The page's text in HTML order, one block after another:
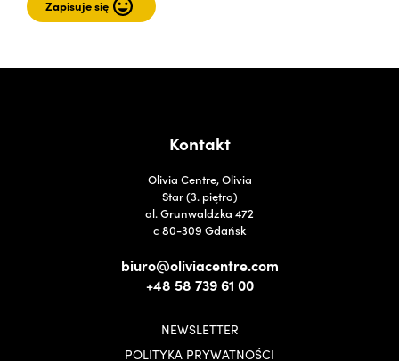
Kontakt
Olivia Centre, Olivia
Star (3. piętro)
al. Grunwaldzka 472
c 80-309 Gdańsk
biuro@oliviacentre.com
+48 58 739 61 00
NEWSLETTER
POLITYKA PRYWATNOŚCI